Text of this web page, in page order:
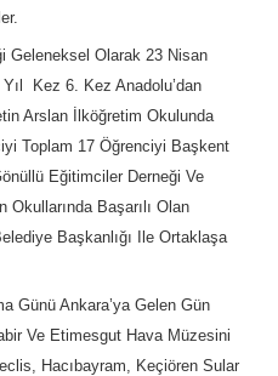
Geleneksel Olarak 23 Nisan
Kez 6. Kez Anadolu’dan
Arslan İlköğretim Okulunda
Toplam 17 Öğrenciyi Başkent
Eğitimciler Derneği Ve
Okullarında Başarılı Olan
Başkanlığı Ile Ortaklaşa
Günü Ankara’ya Gelen Gün
Ve Etimesgut Hava Müzesini
Hacıbayram, Keçiören Sular